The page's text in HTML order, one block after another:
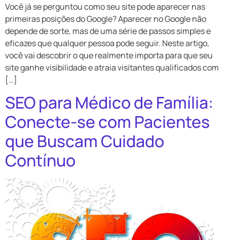
Você já se perguntou como seu site pode aparecer nas
primeiras posições do Google? Aparecer no Google não
depende de sorte, mas de uma série de passos simples e
eficazes que qualquer pessoa pode seguir. Neste artigo,
você vai descobrir o que realmente importa para que seu
site ganhe visibilidade e atraia visitantes qualificados com
[…]
SEO para Médico de Família:
Conecte-se com Pacientes
que Buscam Cuidado
Contínuo